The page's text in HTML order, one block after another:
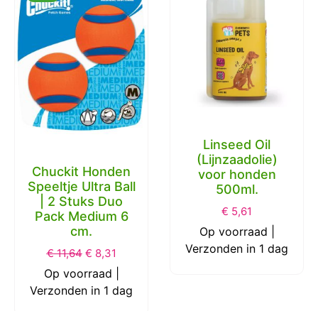
Chuckit Honden
Speeltje Ultra Ball
| 2 Stuks Duo
Pack Medium 6
cm.
€11,64 € 8,31
Op voorraad |
Verzonden in 1 dag
Linseed Oil
(Lijnzaadolie)
voor honden
500ml.
€ 5,61
Op voorraad |
Verzonden in 1 dag